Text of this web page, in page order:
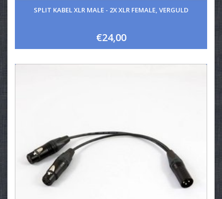
SPLIT KABEL XLR MALE - 2X XLR FEMALE, VERGULD
€24,00